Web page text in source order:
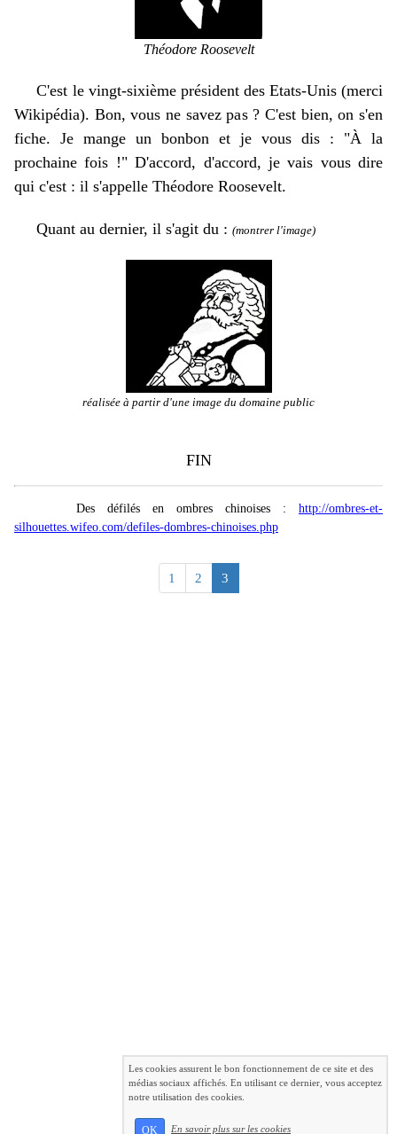
Théodore Roosevelt
C'est le vingt-sixième président des Etats-Unis (merci
Wikipédia). Bon, vous ne savez pas ? C'est bien, on s'en
fiche. Je mange un bonbon et je vous dis : "À la
prochaine fois !" D'accord, d'accord, je vais vous dire
qui c'est : il s'appelle Théodore Roosevelt.
Quant au dernier, il s'agit du : (montrer l'image)
réalisée à partir d'une image du domaine public
FIN
Des défilés en ombres chinoises : http://ombres-et-
silhouettes.wifeo.com/defiles-dombres-chinoises.php
1 2 3
Les cookies assurent le bon fonctionnement de ce site et des
médias sociaux affichés. En utilisant ce dernier, vous acceptez
notre utilisation des cookies.
OK En savoir plus sur les cookies